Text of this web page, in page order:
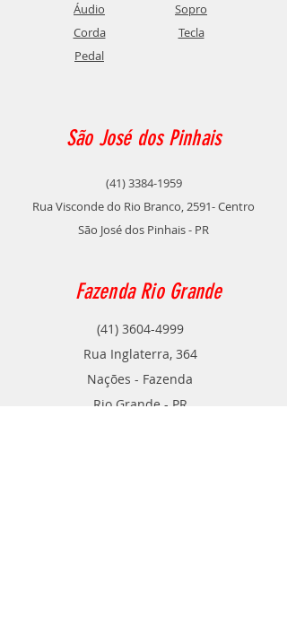
Áudio
Corda
Pedal
Sopro
Tecla
São José dos Pinhais
(41) 3384-1959
Rua Visconde do Rio Branco, 2591- Centro
São José dos Pinhais - PR
Fazenda Rio Grande
(41) 3604-4999
Rua Inglaterra, 364
Nações - Fazenda
Rio Grande - PR